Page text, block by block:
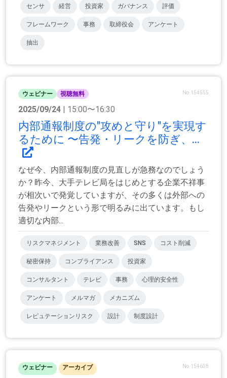
センサ 経営 投資家 ガバナンス 評価
フレームワーク 事務 取締役会 アンケート
抽出
ウェビナー 視聴無料 No.154555
2025/09/24 | 15:00〜16:30
内部通報制度の"攻めと守り"を実現す
るために 〜告発・リークを防ぎ、...
なぜ今、内部通報制度の見直しが急務なのでしょう
か？昨今、大手テレビ局をはじめとする企業不祥事
が相次いで発覚していますが、その多くは外部への
告発やリークという形で明るみに出ています。もし
適切な内部...
リスクマネジメント 業務改善 SNS コスト削減
秘密保持 コンプライアンス 投資家
コンサルタント テレビ 事務 心理的安全性
アンケート メルマガ メカニズム
レピュテーションリスク 設計 制度設計
ウェビナー アーカイブ No.154638